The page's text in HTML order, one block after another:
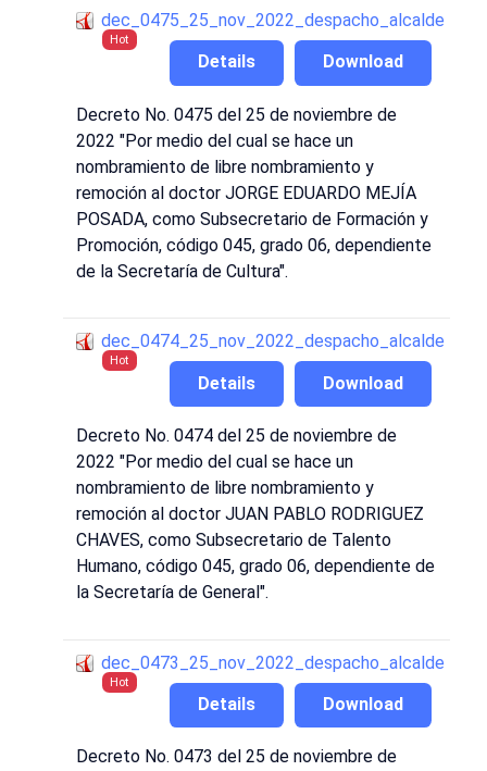
dec_0475_25_nov_2022_despacho_alcalde
Hot
Download
Details
Decreto No. 0475 del 25 de noviembre de
2022 "Por medio del cual se hace un
nombramiento de libre nombramiento y
remoción al doctor JORGE EDUARDO MEJÍA
POSADA, como Subsecretario de Formación y
Promoción, código 045, grado 06, dependiente
de la Secretaría de Cultura".
dec_0474_25_nov_2022_despacho_alcalde
Hot
Download
Details
Decreto No. 0474 del 25 de noviembre de
2022 "Por medio del cual se hace un
nombramiento de libre nombramiento y
remoción al doctor JUAN PABLO RODRIGUEZ
CHAVES, como Subsecretario de Talento
Humano, código 045, grado 06, dependiente de
la Secretaría de General".
dec_0473_25_nov_2022_despacho_alcalde
Hot
Download
Details
Decreto No. 0473 del 25 de noviembre de